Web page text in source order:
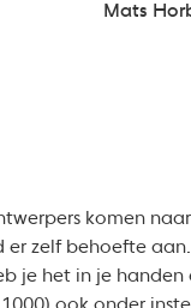
Mats
komen
zelf behoefte
je het in je